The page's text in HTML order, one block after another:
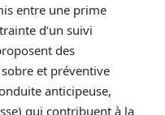
entre une prime
d’un suivi
des
et préventive
anticipeuse,
qui contribuent à la